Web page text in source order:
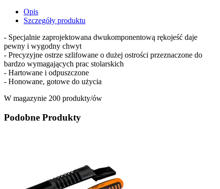
Opis
Szczegóły produktu
- Specjalnie zaprojektowana dwukomponentową rękojeść daje
pewny i wygodny chwyt
- Precyzyjne ostrze szlifowane o dużej ostrości przeznaczone do
bardzo wymagających prac stolarskich
- Hartowane i odpuszczone
- Honowane, gotowe do użycia
W magazynie 200 produkty/ów
Podobne Produkty